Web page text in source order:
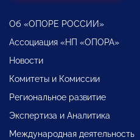
Об «ОПОРЕ РОССИИ»
Ассоциация «НП «ОПОРА»
Новости
Комитеты и Комиссии
Региональное развитие
Экспертиза и Аналитика
Международная деятельность